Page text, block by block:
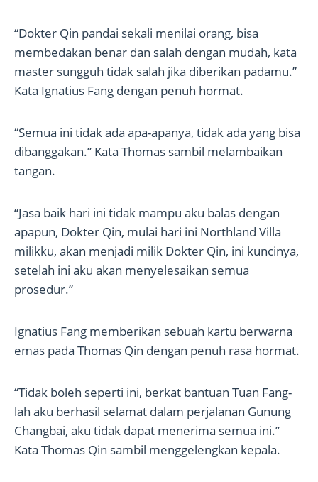
“Dokter Qin pandai sekali menilai orang, bisa
membedakan benar dan salah dengan mudah, kata
master sungguh tidak salah jika diberikan padamu.”
Kata Ignatius Fang dengan penuh hormat.
“Semua ini tidak ada apa-apanya, tidak ada yang bisa
dibanggakan.” Kata Thomas sambil melambaikan
tangan.
“Jasa baik hari ini tidak mampu aku balas dengan
apapun, Dokter Qin, mulai hari ini Northland Villa
milikku, akan menjadi milik Dokter Qin, ini kuncinya,
setelah ini aku akan menyelesaikan semua
prosedur.”
Ignatius Fang memberikan sebuah kartu berwarna
emas pada Thomas Qin dengan penuh rasa hormat.
“Tidak boleh seperti ini, berkat bantuan Tuan Fang-
lah aku berhasil selamat dalam perjalanan Gunung
Changbai, aku tidak dapat menerima semua ini.”
Kata Thomas Qin sambil menggelengkan kepala.